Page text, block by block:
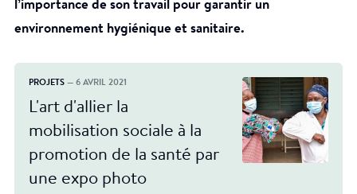
l’importance de son travail pour garantir un
environnement hygiénique et sanitaire.
PROJETS — 6 AVRIL 2021
L'art d'allier la
mobilisation sociale à la
promotion de la santé par
une expo photo